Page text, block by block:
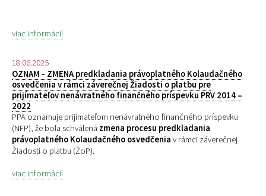
viac informácií
18.06.2025
OZNAM - ZMENA predkladania právoplatného Kolaudačného
osvedčenia v rámci záverečnej Žiadosti o platbu pre
prijímateľov nenávratného finančného príspevku PRV 2014 –
2022
PPA oznamuje prijímateľom nenávratného finančného príspevku
(NFP), že bola schválená zmena procesu predkladania
právoplatného Kolaudačného osvedčenia v rámci záverečnej
Žiadosti o platbu (ŽoP).
viac informácií